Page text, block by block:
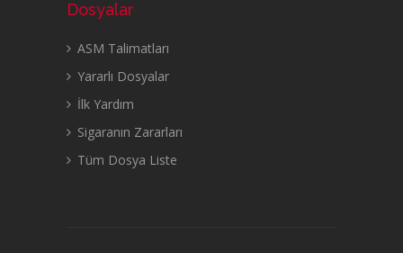
Dosyalar
ASM Talimatları
Yararlı Dosyalar
İlk Yardım
Sigaranın Zararları
Tüm Dosya Liste